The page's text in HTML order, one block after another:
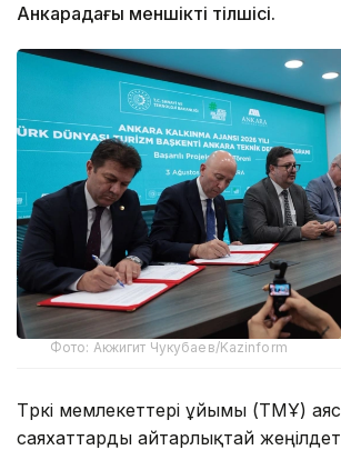
Анкарадағы меншікті тілшісі.
Фото: Акжигит Чукубаев/Kazinform
Түркі мемлекеттері ұйымы (ТМҰ)
саяхаттарды айтарлықтай